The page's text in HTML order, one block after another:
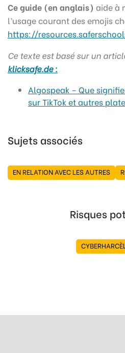
Ce guide (en anglais) aide à
l’usage courant des emojis
https://
Ce texte est basé sur un
klicksafe.de :
Algospeak – Que
sur TikTok et autres
Sujets associés
EN RELATION AVEC LES AUTRES
Risques